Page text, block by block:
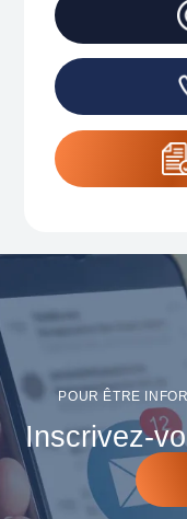
POUR ÊTRE
Inscrivez-